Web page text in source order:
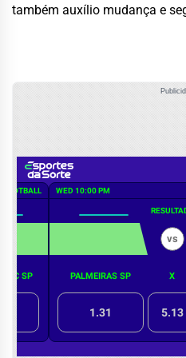
também auxílio mudança e